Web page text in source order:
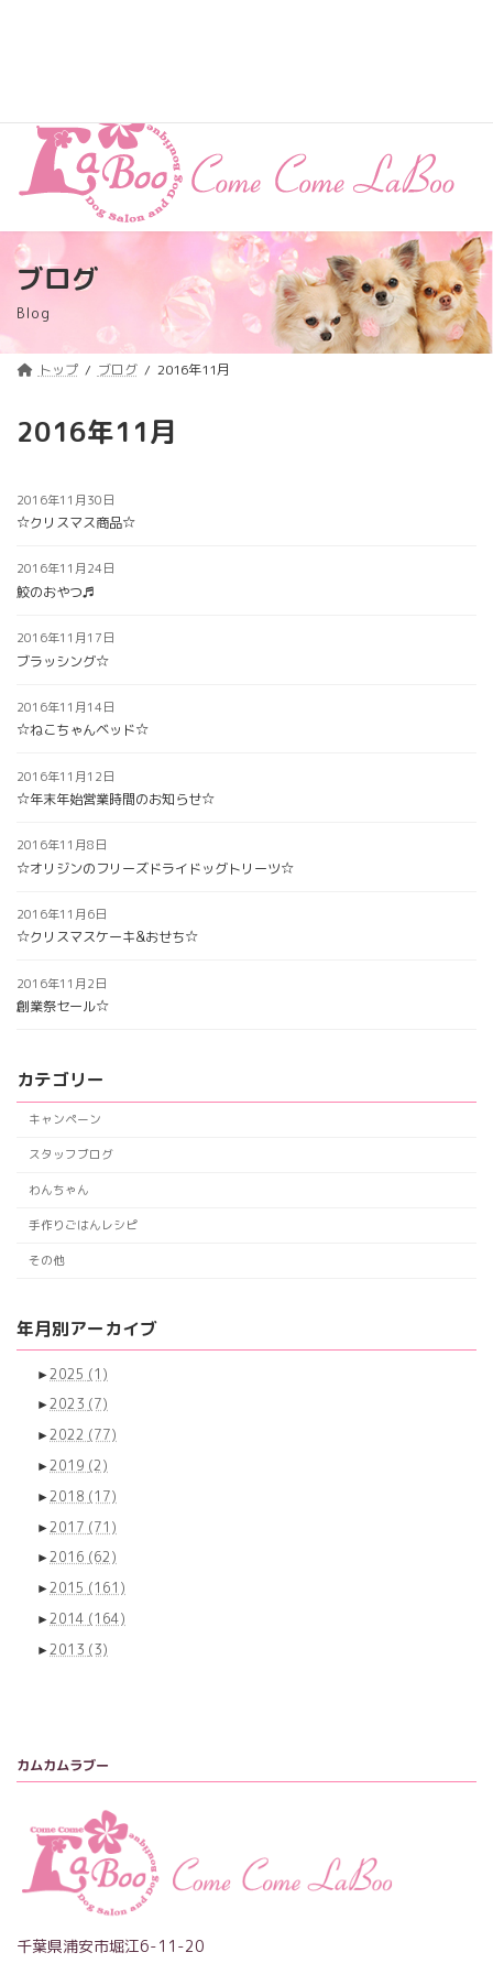
ス
ン
ブログ
Blog
トップ ブログ 2016年11月
2016年11月
2016年11月30日
☆クリスマス商品☆
2016年11月24日
鮫のおやつ♬
2016年11月17日
ブラッシング☆
2016年11月14日
☆ねこちゃんベッド☆
2016年11月12日
☆年末年始営業時間のお知らせ☆
2016年11月8日
☆オリジンのフリーズドライドッグトリーツ☆
2016年11月6日
☆クリスマスケーキ&おせち☆
2016年11月2日
創業祭セール☆
カテゴリー
キャンペーン
スタッフブログ
わんちゃん
手作りごはんレシピ
その他
年月別アーカイブ
►2025 (1)
►2023 (7)
►2022 (77)
►2019 (2)
►2018 (17)
►2017 (71)
►2016 (62)
►2015 (161)
►2014 (164)
►2013 (3)
カムカムラブー
千葉県浦安市堀江6-11-20